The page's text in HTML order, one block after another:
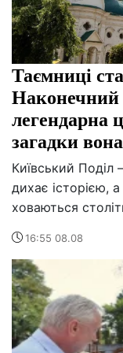
Таємниці
Наконечний
легендарна
загадки
Київський
дихає історією,
ховаються
16:55 08.08